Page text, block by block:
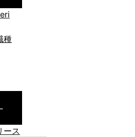
menu
種
menu
ース